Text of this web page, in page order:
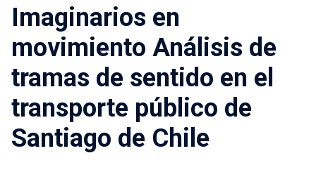
FACULTAD DE ARQUITECTURA, DISEÑO Y ESTUDIOS URBANOS
Imaginarios en
movimiento Análisis de
tramas de sentido en el
transporte público de
Santiago de Chile